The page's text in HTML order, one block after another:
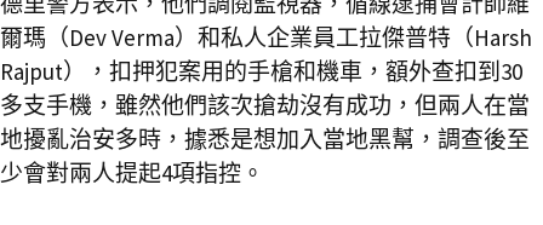
爾瑪（Dev Verma）和私人企業員工拉傑普特（Harsh
Rajput），扣押犯案用的手槍和機車，額外查扣到30
多支手機，雖然他們該次搶劫沒有成功，但兩人在當
地擾亂治安多時，據悉是想加入當地黑幫，調查後至
少會對兩人提起4項指控。